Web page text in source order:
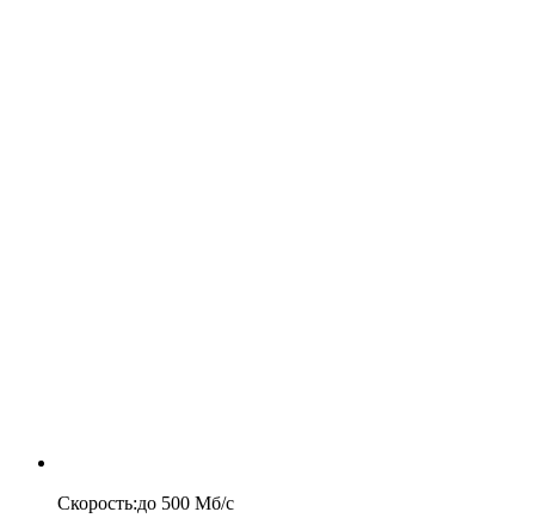
Скорость:до 500 Мб/c